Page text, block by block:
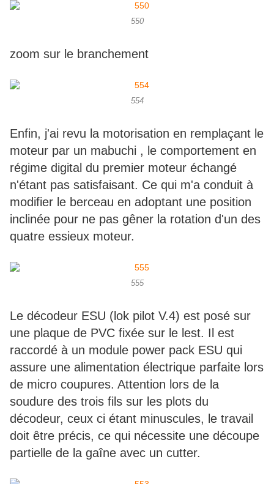
550
zoom sur le branchement
554
Enfin, j'ai revu la motorisation en remplaçant le
moteur par un mabuchi , le comportement en
régime digital du premier moteur échangé
n'étant pas satisfaisant. Ce qui m'a conduit à
modifier le berceau en adoptant une position
inclinée pour ne pas gêner la rotation d'un des
quatre essieux moteur.
555
Le décodeur ESU (lok pilot V.4) est posé sur
une plaque de PVC fixée sur le lest. Il est
raccordé à un module power pack ESU qui
assure une alimentation électrique parfaite lors
de micro coupures. Attention lors de la
soudure des trois fils sur les plots du
décodeur, ceux ci étant minuscules, le travail
doit être précis, ce qui nécessite une découpe
partielle de la gaîne avec un cutter.